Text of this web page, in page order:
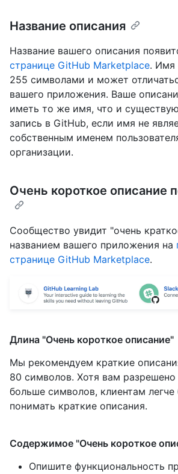
Название описания
Название вашего описания
странице GitHub Marketplace. Имя
255 символами и может
вашего приложения. Ваше
иметь то же имя, что и
запись в GitHub, если имя не
собственным именем
организации.
Очень короткое описание
Сообщество увидит "очень
названием вашего приложения на
странице GitHub Marketplace.
Длина "Очень короткое описание"
Мы рекомендуем краткие
80 символов. Хотя вам разрешено
больше символов, клиентам легче
понимать краткие описания.
Содержимое "Очень короткое
Опишите функциональность